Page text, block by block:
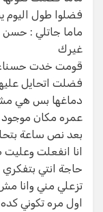
فضلوا طول اليوم
ماما جاتلي :
غيرك
قومت خدت حسناء
فضلت اتحايل
دماغها بس هي
عمره مكان
بعد نص ساعة
انا انفعلت
حاجة انتي
تزعلي مني وانا
اول مره تكوني كده